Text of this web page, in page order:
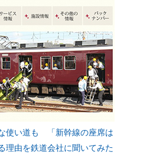
使い道も 「新幹線の座席は
理由を鉄道会社に聞いてみた